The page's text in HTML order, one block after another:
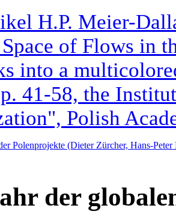
H.P. Meier-
of Flows in
into a
41-58, the
Polish
Polenprojekte (Dieter Zürcher, Hans-
der